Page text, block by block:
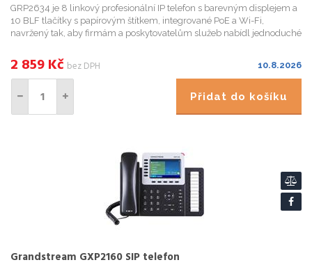
GRP2634 je 8 linkový profesionální IP telefon s barevným displejem a
10 BLF tlačítky s papírovým štítkem, integrované PoE a Wi-Fi,
navržený tak, aby firmám a poskytovatelům služeb nabídl jednoduché
10.8.2026
2 859Kč bez DPH
Přidat do košíku
Grandstream GXP2160 SIP telefon